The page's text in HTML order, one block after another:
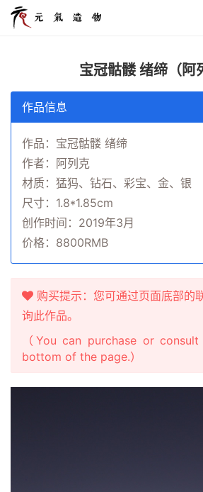
宝冠骷髅 绪缔（阿
作品信息
作品：宝冠骷髅 绪缔
作者：阿列克
材质：猛犸、钻石、彩宝、金、银
尺寸：1.8*1.85cm
创作时间：2019年3月
价格：8800RMB
购买提示：您可通过页面底部的
询此作品。
（You can purchase or
bottom of the page.）